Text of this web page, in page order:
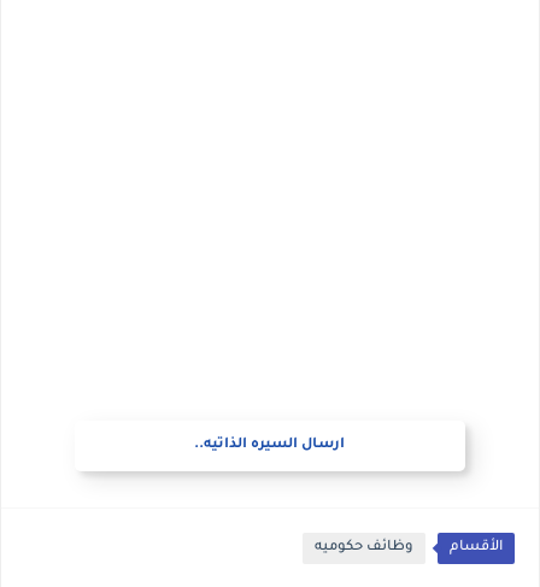
ارسال السيره الذاتيه..
الأقسام وظائف حكوميه